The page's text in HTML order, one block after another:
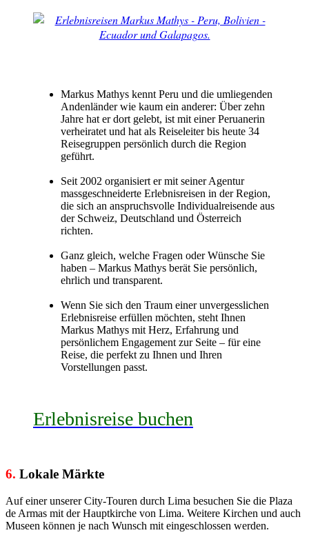
Markus Mathys kennt Peru und die umliegenden
Andenländer wie kaum ein anderer: Über zehn
Jahre hat er dort gelebt, ist mit einer Peruanerin
verheiratet und hat als Reiseleiter bis heute 34
Reisegruppen persönlich durch die Region
geführt.
Seit 2002 organisiert er mit seiner Agentur
massgeschneiderte Erlebnisreisen in der Region,
die sich an anspruchsvolle Individualreisende aus
der Schweiz, Deutschland und Österreich
richten.
Ganz gleich, welche Fragen oder Wünsche Sie
haben – Markus Mathys berät Sie persönlich,
ehrlich und transparent.
Wenn Sie sich den Traum einer unvergesslichen
Erlebnisreise erfüllen möchten, steht Ihnen
Markus Mathys mit Herz, Erfahrung und
persönlichem Engagement zur Seite – für eine
Reise, die perfekt zu Ihnen und Ihren
Vorstellungen passt.
Erlebnisreise buchen
6. Lokale Märkte
Auf einer unserer City-Touren durch Lima besuchen Sie die Plaza
de Armas mit der Hauptkirche von Lima. Weitere Kirchen und auch
Museen können je nach Wunsch mit eingeschlossen werden.